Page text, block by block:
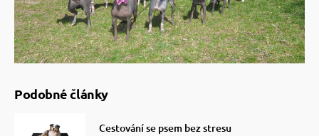
Podobné články
Cestování se psem bez stresu